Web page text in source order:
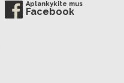
Aplankykite mus
Facebook